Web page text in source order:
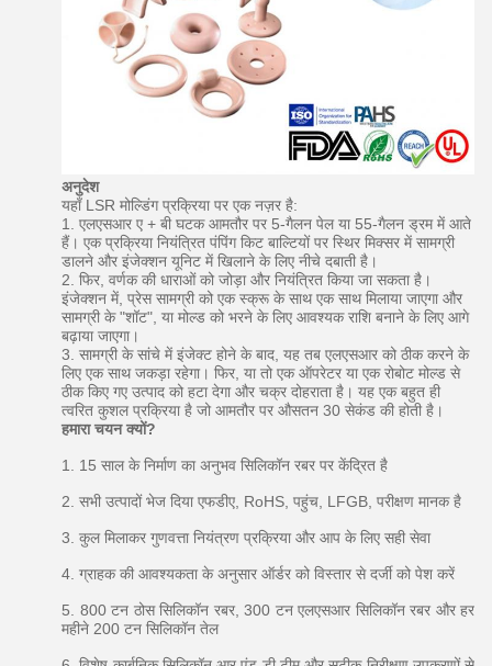
अनुदेश
यहाँ LSR मोल्डिंग प्रक्रिया पर एक नज़र है:
1. एलएसआर ए + बी घटक आमतौर पर 5-गैलन पेल या 55-गैलन ड्रम में आते
हैं। एक प्रक्रिया नियंत्रित पंपिंग किट बाल्टियों पर स्थिर मिक्सर में सामग्री
डालने और इंजेक्शन यूनिट में खिलाने के लिए नीचे दबाती है।
2. फिर, वर्णक की धाराओं को जोड़ा और नियंत्रित किया जा सकता है।
इंजेक्शन में, प्रेस सामग्री को एक स्क्रू के साथ एक साथ मिलाया जाएगा और
सामग्री के "शॉट", या मोल्ड को भरने के लिए आवश्यक राशि बनाने के लिए आगे
बढ़ाया जाएगा।
3. सामग्री के सांचे में इंजेक्ट होने के बाद, यह तब एलएसआर को ठीक करने के
लिए एक साथ जकड़ा रहेगा। फिर, या तो एक ऑपरेटर या एक रोबोट मोल्ड से
ठीक किए गए उत्पाद को हटा देगा और चक्र दोहराता है। यह एक बहुत ही
त्वरित कुशल प्रक्रिया है जो आमतौर पर औसतन 30 सेकंड की होती है।
हमारा चयन क्यों?
1. 15 साल के निर्माण का अनुभव सिलिकॉन रबर पर केंद्रित है
2. सभी उत्पादों भेज दिया एफडीए, RoHS, पहुंच, LFGB, परीक्षण मानक है
3. कुल मिलाकर गुणवत्ता नियंत्रण प्रक्रिया और आप के लिए सही सेवा
4. ग्राहक की आवश्यकता के अनुसार ऑर्डर को विस्तार से दर्जी को पेश करें
5. 800 टन ठोस सिलिकॉन रबर, 300 टन एलएसआर सिलिकॉन रबर और हर
महीने 200 टन सिलिकॉन तेल